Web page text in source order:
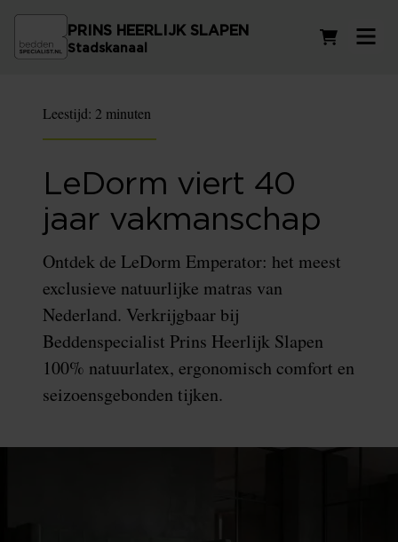
PRINS HEERLIJK SLAPEN
Stadskanaal
Leestijd: 2 minuten
LeDorm viert 40
jaar vakmanschap
Ontdek de LeDorm Emperator: het meest
exclusieve natuurlijke matras van
Nederland. Verkrijgbaar bij
Beddenspecialist Prins Heerlijk Slapen
100% natuurlatex, ergonomisch comfort en
seizoensgebonden tijken.